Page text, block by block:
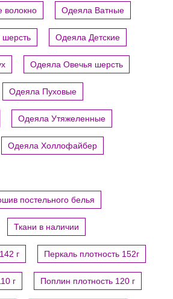
волокно Одеяла Ватные
Одеяла Детские
Одеяла Овечья шерсть
Одеяла Пуховые
Одеяла Утяжеленные
Одеяла Холлофайбер
постельного белья
Ткани в наличии
г Перкаль плотность 152г
г Поплин плотность 120 г